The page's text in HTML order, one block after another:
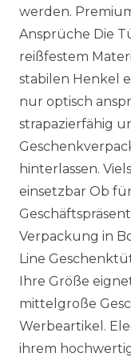
werden.
Ansprüche Die
reißfestem
stabilen Henkel
nur optisch
strapazierfähig
hinterlassen.
einsetzbar Ob
Verpackung in
Line
Ihre Größe
mittelgroße
Werbeartikel.
ihrem